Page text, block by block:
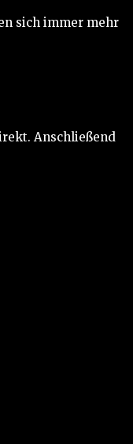
sich immer mehr
Anschließend